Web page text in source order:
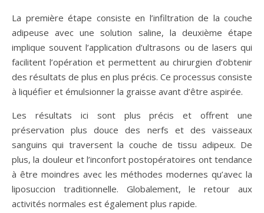
La première étape consiste en l’infiltration de la couche
adipeuse avec une solution saline, la deuxième étape
implique souvent l’application d’ultrasons ou de lasers qui
facilitent l’opération et permettent au chirurgien d’obtenir
des résultats de plus en plus précis. Ce processus consiste
à liquéfier et émulsionner la graisse avant d’être aspirée.
Les résultats ici sont plus précis et offrent une
préservation plus douce des nerfs et des vaisseaux
sanguins qui traversent la couche de tissu adipeux. De
plus, la douleur et l’inconfort postopératoires ont tendance
à être moindres avec les méthodes modernes qu’avec la
liposuccion traditionnelle. Globalement, le retour aux
activités normales est également plus rapide.